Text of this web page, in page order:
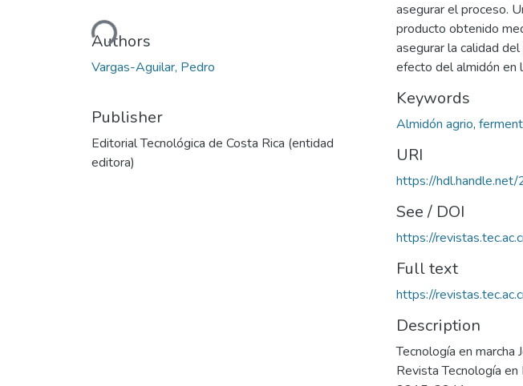
Loading...
Authors
Vargas-Aguilar, Pedro
Publisher
Editorial Tecnológica de Costa Rica (entidad
editora)
asegurar el proceso.
producto obtenido
asegurar la calidad
efecto del almidón en
Keywords
Almidón agrio,
URI
https://
See / DOI
https://
Full text
https://
Description
Tecnología en
Revista Tecnología